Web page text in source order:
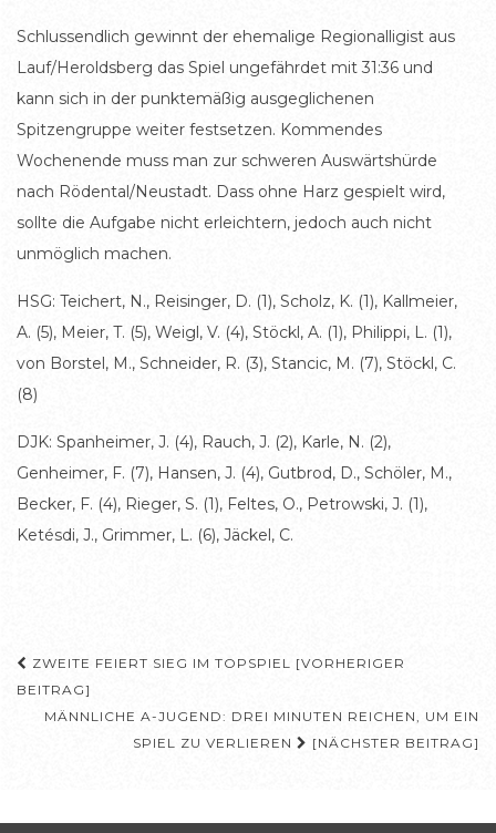
Schlussendlich gewinnt der ehemalige Regionalligist aus
Lauf/Heroldsberg das Spiel ungefährdet mit 31:36 und
kann sich in der punktemäßig ausgeglichenen
Spitzengruppe weiter festsetzen. Kommendes
Wochenende muss man zur schweren Auswärtshürde
nach Rödental/Neustadt. Dass ohne Harz gespielt wird,
sollte die Aufgabe nicht erleichtern, jedoch auch nicht
unmöglich machen.
HSG: Teichert, N., Reisinger, D. (1), Scholz, K. (1), Kallmeier,
A. (5), Meier, T. (5), Weigl, V. (4), Stöckl, A. (1), Philippi, L. (1),
von Borstel, M., Schneider, R. (3), Stancic, M. (7), Stöckl, C.
(8)
DJK: Spanheimer, J. (4), Rauch, J. (2), Karle, N. (2),
Genheimer, F. (7), Hansen, J. (4), Gutbrod, D., Schöler, M.,
Becker, F. (4), Rieger, S. (1), Feltes, O., Petrowski, J. (1),
Ketésdi, J., Grimmer, L. (6), Jäckel, C.
Beitragsnavigation
ZWEITE FEIERT SIEG IM TOPSPIEL [VORHERIGER
BEITRAG]
MÄNNLICHE A-JUGEND: DREI MINUTEN REICHEN, UM EIN
SPIEL ZU VERLIEREN
[NÄCHSTER BEITRAG]